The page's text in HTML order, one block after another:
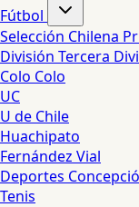
Fútbol
Selección Chilena
División Tercera
Colo Colo
UC
U de Chile
Huachipato
Fernández Vial
Deportes
Tenis